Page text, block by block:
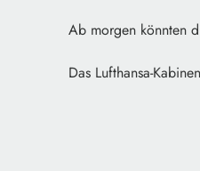
Ab morgen könnten
Das Lufthansa-